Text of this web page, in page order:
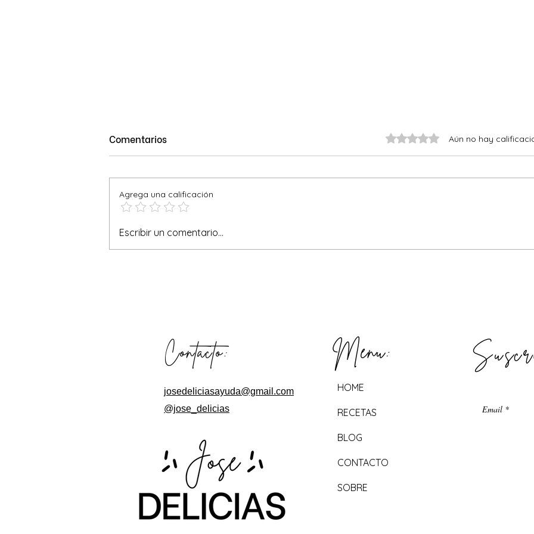
Pie de Limón: ¡Un Clásico
Refrescante!
Comentarios Obtuvo 0 de 5 estrellas.
Aún no hay
Agrega una calificación
Escribir un comentario...
Contacto:
josedeliciasayuda@gmail.com
@jose_delicias
Menu:
HOME
RECETAS
BLOG
CONTACTO
SOBRE